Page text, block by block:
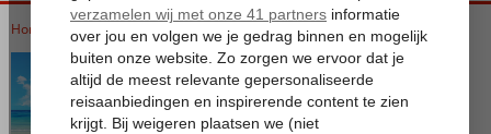
Home Vakantie reizen